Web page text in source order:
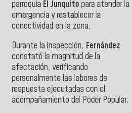
parroquia El Junquito para atender la
emergencia y restablecer la
conectividad en la zona.
Durante la inspección, Fernández
constató la magnitud de la
afectación, verificando
personalmente las labores de
respuesta ejecutadas con el
acompañamiento del Poder Popular.